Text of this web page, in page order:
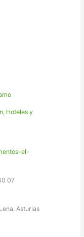
, Hoteles y
el-
07
Asturias